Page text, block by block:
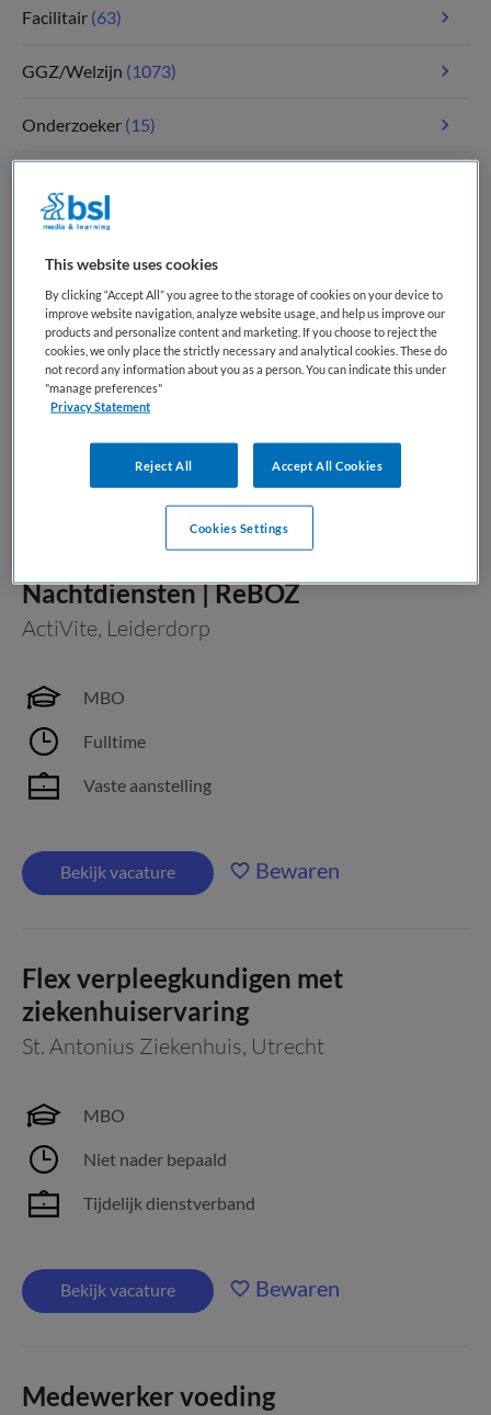
Facilitair (63)
GGZ/Welzijn (1073)
Onderzoeker (15)
Tandheelkunde
Verpleegkunde (1783)
Zorgmanagement (343)
Meest recente vacatures op Medische
banenbank | Werk(t) in zorg en welzijn
Ambulant Verpleegkundige |
Nachtdiensten | ReBOZ
ActiVite, Leiderdorp
MBO
Fulltime
Vaste aanstelling
Bekijk vacature Bewaren
Flex verpleegkundigen met
ziekenhuiservaring
St. Antonius Ziekenhuis, Utrecht
MBO
Niet nader bepaald
Tijdelijk dienstverband
Bekijk vacature Bewaren
Medewerker voeding
This website uses cookies
By clicking “Accept All” you agree to the storage of cookies on your device to
improve website navigation, analyze website usage, and help us improve our
products and personalize content and marketing. If you choose to reject the
cookies, we only place the strictly necessary and analytical cookies. These do
not record any information about you as a person. You can indicate this under
"manage preferences"
Privacy Statement
Reject All Accept All Cookies
Cookies Settings